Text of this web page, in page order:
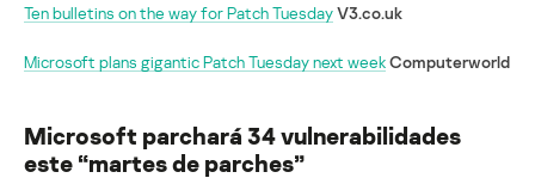
Ten bulletins on the way for Patch TuesdayV3.co.uk
Microsoft plans gigantic Patch Tuesday next weekComputerworld
Microsoft parchará 34 vulnerabilidades
este “martes de parches”